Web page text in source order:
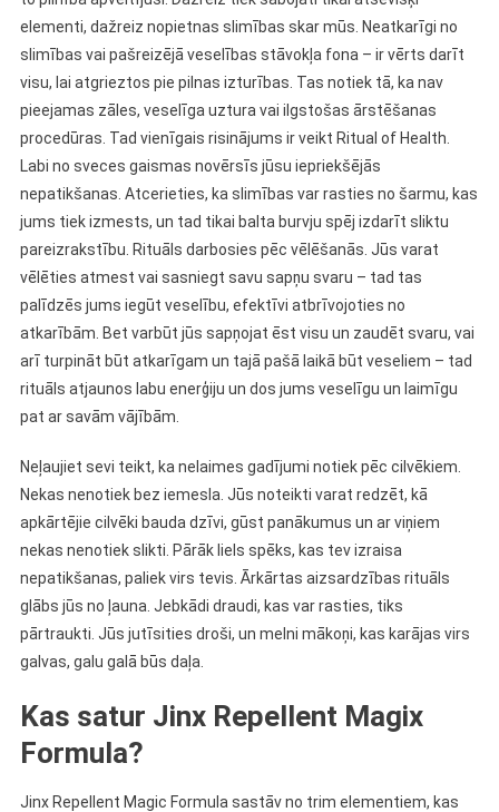
elementi, dažreiz nopietnas slimības skar mūs. Neatkarīgi no
slimības vai pašreizējā veselības stāvokļa fona – ir vērts darīt
visu, lai atgrieztos pie pilnas izturības. Tas notiek tā, ka nav
pieejamas zāles, veselīga uztura vai ilgstošas ​​ārstēšanas
procedūras. Tad vienīgais risinājums ir veikt Ritual of Health.
Labi no sveces gaismas novērsīs jūsu iepriekšējās
nepatikšanas. Atcerieties, ka slimības var rasties no šarmu, kas
jums tiek izmests, un tad tikai balta burvju spēj izdarīt sliktu
pareizrakstību. Rituāls darbosies pēc vēlēšanās. Jūs varat
vēlēties atmest vai sasniegt savu sapņu svaru – tad tas
palīdzēs jums iegūt veselību, efektīvi atbrīvojoties no
atkarībām. Bet varbūt jūs sapņojat ēst visu un zaudēt svaru, vai
arī turpināt būt atkarīgam un tajā pašā laikā būt veseliem – tad
rituāls atjaunos labu enerģiju un dos jums veselīgu un laimīgu
pat ar savām vājībām.
Neļaujiet sevi teikt, ka nelaimes gadījumi notiek pēc cilvēkiem.
Nekas nenotiek bez iemesla. Jūs noteikti varat redzēt, kā
apkārtējie cilvēki bauda dzīvi, gūst panākumus un ar viņiem
nekas nenotiek slikti. Pārāk liels spēks, kas tev izraisa
nepatikšanas, paliek virs tevis. Ārkārtas aizsardzības rituāls
glābs jūs no ļauna. Jebkādi draudi, kas var rasties, tiks
pārtraukti. Jūs jutīsities droši, un melni mākoņi, kas karājas virs
galvas, galu galā būs daļa.
Kas satur Jinx Repellent Magix
Formula?
Jinx Repellent Magic Formula sastāv no trim elementiem, kas